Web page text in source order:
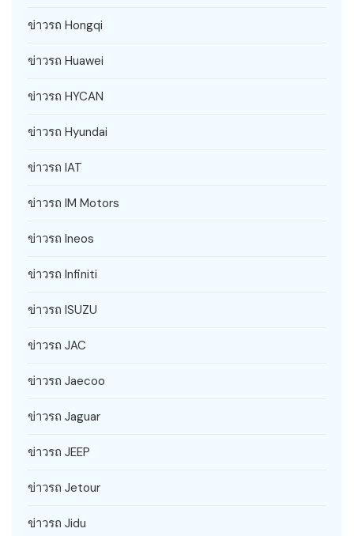
ข่าวรถ Hongqi
ข่าวรถ Huawei
ข่าวรถ HYCAN
ข่าวรถ Hyundai
ข่าวรถ IAT
ข่าวรถ IM Motors
ข่าวรถ Ineos
ข่าวรถ Infiniti
ข่าวรถ ISUZU
ข่าวรถ JAC
ข่าวรถ Jaecoo
ข่าวรถ Jaguar
ข่าวรถ JEEP
ข่าวรถ Jetour
ข่าวรถ Jidu